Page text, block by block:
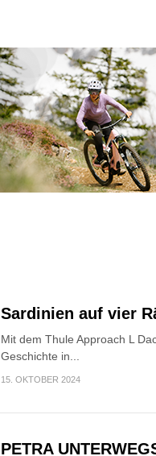
Sardinien auf vier
Mit dem Thule Approach L
Geschichte in...
15. OKTOBER 2024
PETRA